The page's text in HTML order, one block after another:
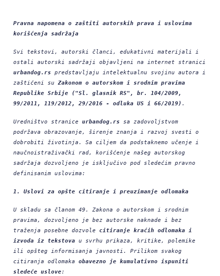
Pravna napomena o zaštiti autorskih prava i uslovima
korišćenja sadržaja
Svi tekstovi, autorski članci, edukativni materijali i
ostali autorski sadržaji objavljeni na internet stranici
urbandog.rs predstavljaju intelektualnu svojinu autora i
zaštićeni su Zakonom o autorskom i srodnim pravima
Republike Srbije ("Sl. glasnik RS", br. 104/2009,
99/2011, 119/2012, 29/2016 - odluka US i 66/2019) .
Uredništvo stranice urbandog.rs sa zadovoljstvom
podržava obrazovanje, širenje znanja i razvoj svesti o
dobrobiti životinja. Sa ciljem da podstaknemo učenje i
naučnoistraživački rad, korišćenje našeg autorskog
sadržaja dozvoljeno je isključivo pod sledećim pravno
definisanim uslovima:
1. Uslovi za opšte citiranje i preuzimanje odlomaka
U skladu sa članom 49. Zakona o autorskom i srodnim
pravima, dozvoljeno je bez autorske naknade i bez
traženja posebne dozvole citiranje kraćih odlomaka i
izvoda iz tekstova u svrhu prikaza, kritike, polemike
ili opšteg informisanja javnosti. Prilikom svakog
citiranja odlomaka obavezno je kumulativno ispuniti
sledeće uslove: